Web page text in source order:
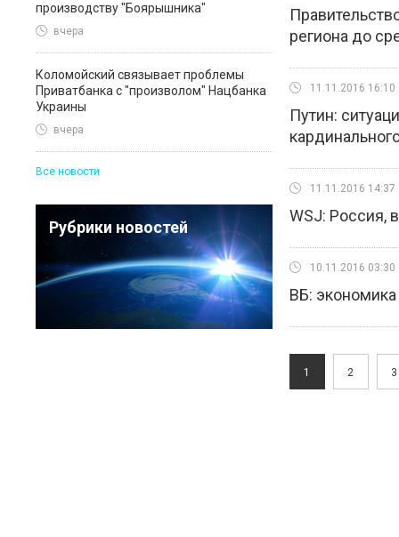
производству "Боярышника"
вчера
Коломойский связывает проблемы
Приватбанка с "произволом" Нацбанка
Украины
вчера
Все новости
Рубрики новостей
региона до
11.11.2016 16:10
Путин:
11.11.2016 14:37
WSJ: Россия,
10.11.2016 03:30
ВБ: экономика
1 2 3